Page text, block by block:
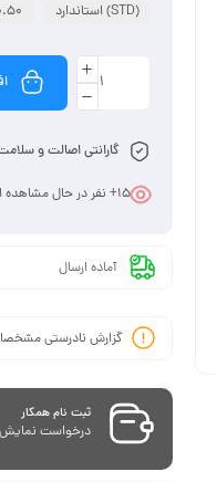
(STD) استاندارد
گارانتی اصالت و
15+ نفر در حال
آماده ارسال
گزارش نادرستی
ثبت نام همکار
درخواست